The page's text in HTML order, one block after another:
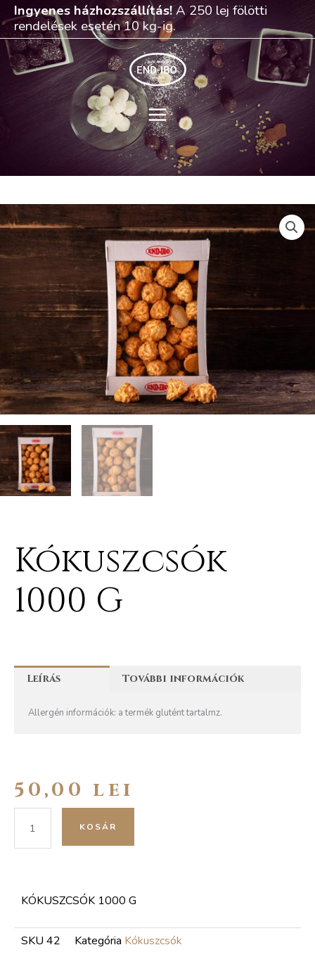
Skip
to
content
Ingyenes házhozszállítás!A 250 lej fölötti
rendelések esetén 10 kg-ig.
Kókuszcsók
1000 G
Leírás További információk
Allergén információk: a termék glutént tartalmz.
50,00 lei
1000
KOSÁR
KÓKUSZCSÓK 1000 G
SKU 42 Kategória Kókuszcsók